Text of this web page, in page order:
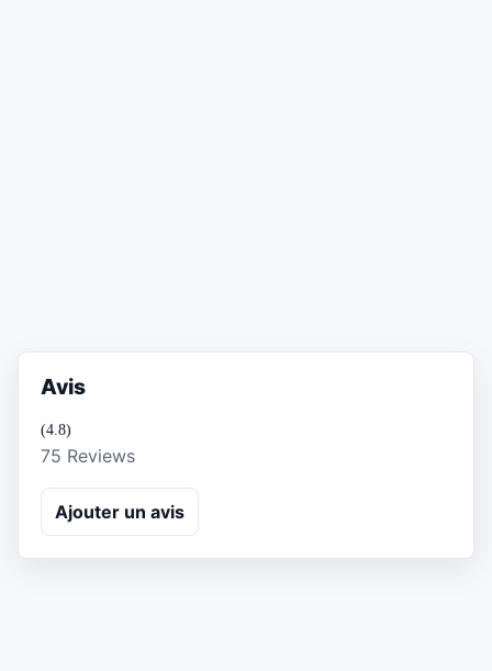
Avis
(4.8)
75 Reviews
Ajouter un avis